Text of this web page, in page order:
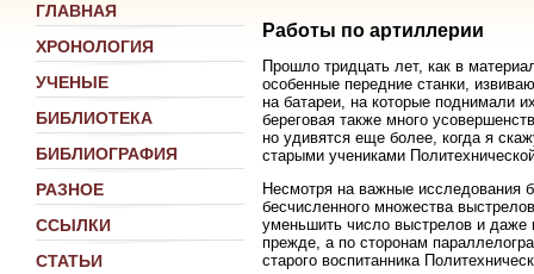
ГЛАВНАЯ
ХРОНОЛОГИЯ
УЧЕНЫЕ
БИБЛИОТЕКА
БИБЛИОГРАФИЯ
РАЗНОЕ
ССЫЛКИ
СТАТЬИ
Работы по артиллерии
Прошло тридцать лет, как в
особенные передние станки,
на батареи, на которые поднимали
береговая также много
но удивятся еще более, когда я
старыми учениками
Несмотря на важные исследования
бесчисленного множества
уменьшить число выстрелов и даже
прежде, а по сторонам
старого воспитанника